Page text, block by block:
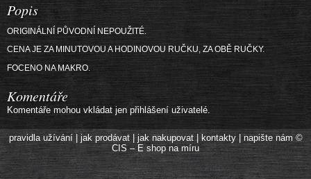
Popis
ORIGINÁLNÍ PŮVODNÍ NEPOUŽITÉ.
CENA JE ZA MINUTOVOU A HODINOVOU RUČKU, ZA OBĚ RUČKY.
FOCENO NA MAKRO.
Komentáře
Komentáře mohou vkládat jen přihlášení uživatelé.
pravidla užívání| jak prodávat|jak nakupovat| kontakty| napište nám ©
CIS – E shop na míru